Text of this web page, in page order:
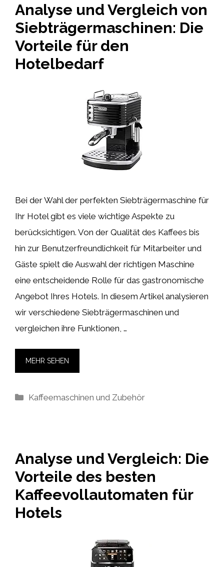
Analyse und Vergleich von
Siebträgermaschinen: Die
Vorteile für den
Hotelbedarf
Bei der Wahl der perfekten Siebträgermaschine für
Ihr Hotel gibt es viele wichtige Aspekte zu
berücksichtigen. Von der Qualität des Kaffees bis
hin zur Benutzerfreundlichkeit für Mitarbeiter und
Gäste spielt die Auswahl der richtigen Maschine
eine entscheidende Rolle für das gastronomische
Angebot Ihres Hotels. In diesem Artikel analysieren
wir verschiedene Siebträgermaschinen und
vergleichen ihre Funktionen, …
MEHR SEHEN
Kategorien
Kaffeemaschinen und Zubehör
Analyse und Vergleich: Die
Vorteile des besten
Kaffeevollautomaten für
Hotels